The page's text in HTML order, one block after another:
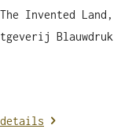
Invented Land,
Blauwdruk